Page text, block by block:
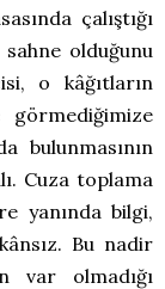
çalıştığı
olduğunu
o kâğıtların
görmediğimize
bulunmasının
Cuza toplama
yanında bilgi,
Bu nadir
var olmadığı